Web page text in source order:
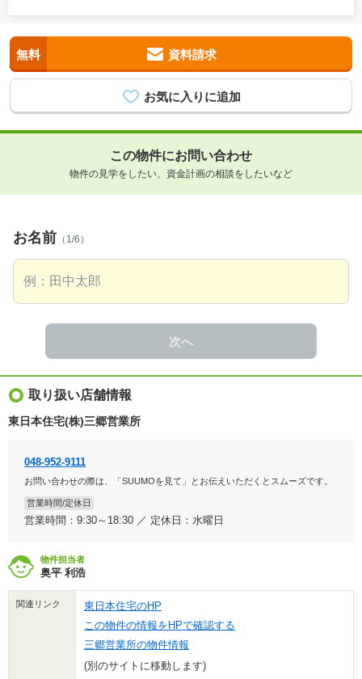
無料 資料請求
この物件にお問い合わせ
物件の見学をしたい、資金計画の相談をしたいなど
お名前 （1/6）
次へ
取り扱い店舗情報
東日本住宅(株)三郷営業所
048-952-9111
お問い合わせの際は、「SUUMOを見て」とお伝えいただくとスムーズです。
営業時間/定休日
営業時間：9:30～18:30 ／ 定休日：水曜日
物件担当者
奥平 利浩
関連リンク
東日本住宅のHP
この物件の情報をHPで確認する
三郷営業所の物件情報
(別のサイトに移動します)